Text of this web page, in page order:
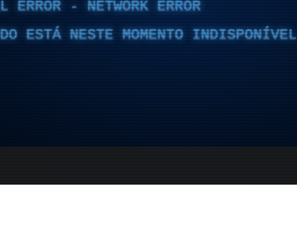
ERROR - NETWORK ERROR
ESTÁ NESTE MOMENTO INDISPONÍVEL